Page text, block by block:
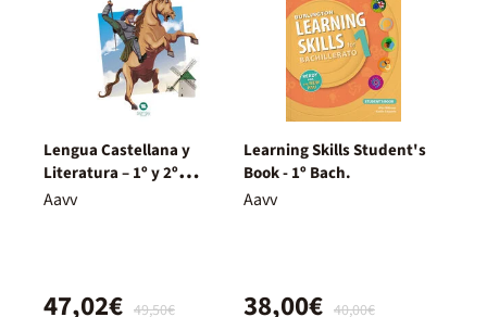
Lengua Castellana y
Literatura – 1º y 2º
Bachillerato – Nuevo
Aavv
49,50€
47,02€
Learning Skills Student's
Book - 1º Bach.
Aavv
40,00€
38,00€